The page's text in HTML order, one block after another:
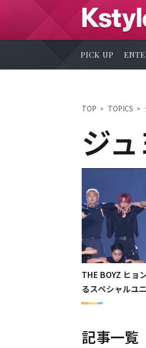
PICK UP
TOP TOPICS
ジ
THE BOYZ ヒョ
るスペシャルユ
発売…ファンか
記事一覧